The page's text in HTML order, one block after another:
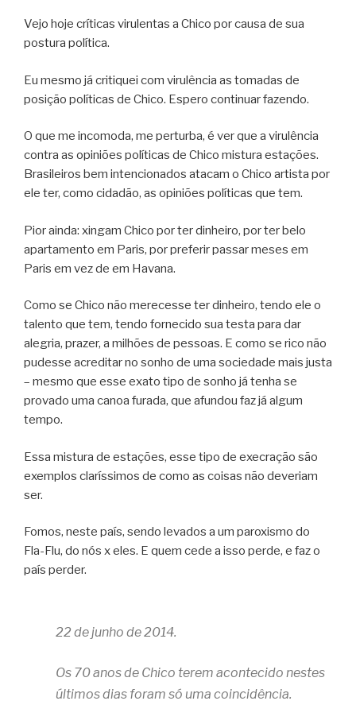
Vejo hoje críticas virulentas a Chico por causa de sua
postura política.
Eu mesmo já critiquei com virulência as tomadas de
posição políticas de Chico. Espero continuar fazendo.
O que me incomoda, me perturba, é ver que a virulência
contra as opiniões políticas de Chico mistura estações.
Brasileiros bem intencionados atacam o Chico artista por
ele ter, como cidadão, as opiniões políticas que tem.
Pior ainda: xingam Chico por ter dinheiro, por ter belo
apartamento em Paris, por preferir passar meses em
Paris em vez de em Havana.
Como se Chico não merecesse ter dinheiro, tendo ele o
talento que tem, tendo fornecido sua testa para dar
alegria, prazer, a milhões de pessoas. E como se rico não
pudesse acreditar no sonho de uma sociedade mais justa
– mesmo que esse exato tipo de sonho já tenha se
provado uma canoa furada, que afundou faz já algum
tempo.
Essa mistura de estações, esse tipo de execração são
exemplos claríssimos de como as coisas não deveriam
ser.
Fomos, neste país, sendo levados a um paroxismo do
Fla-Flu, do nós x eles. E quem cede a isso perde, e faz o
país perder.
22 de junho de 2014.
Os 70 anos de Chico terem acontecido nestes
últimos dias foram só uma coincidência.